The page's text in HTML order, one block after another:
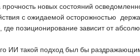
новых состояний
с ожидаемой осторожностью 
позиционирование зависит от
ИИ такой подход был бы